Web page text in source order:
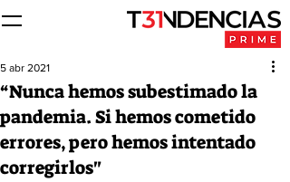
“Nunca hemos subestimado la
pandemia. Si hemos cometido
errores, pero hemos intentado
corregirlos"
5 abr 2021